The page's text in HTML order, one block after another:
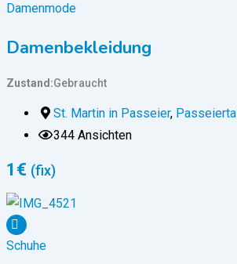
Damenmode
Damenbekleidung
Zustand Gebraucht
St. Martin in Passeier, Passeiertal
344 Ansichten
1 € (fix)
Schuhe